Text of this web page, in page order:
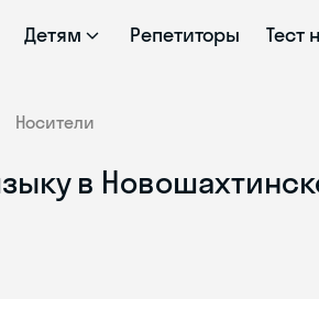
Детям Репетиторы Тест
Носители
в